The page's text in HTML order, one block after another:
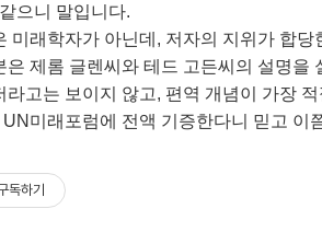
으니 말입니다.
미래학자가 아닌데, 저자의 지위가 합
은 제롬 글렌씨와 테드 고든씨의 설명을
라고는 보이지 않고, 편역 개념이 가장
미래포럼에 전액 기증한다니 믿고 이
독하기